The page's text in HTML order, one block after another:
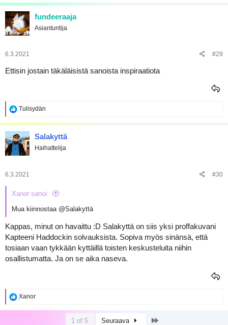
a
k
t
i
o
:
fundeeraaja
Asiantuntija
6.3.2021 #29
Ettisin jostain täkäläisistä sanoista inspiraatiota
R
a
k
t
i
o
:
Tulisydän
Salakyttä
Haihattelija
6.3.2021 #30
Xanor sanoi:
Mua kiinnostaa @Salakyttä
Kappas, minut on havaittu :D Salakyttä on siis yksi proffakuvani
Kapteeni Haddockin solvauksista. Sopiva myös sinänsä, että
tosiaan vaan tykkään kyttäillä toisten keskusteluita niihin
osallistumatta. Ja on se aika naseva.
R
a
Xanor
1 of 5 Seuraava